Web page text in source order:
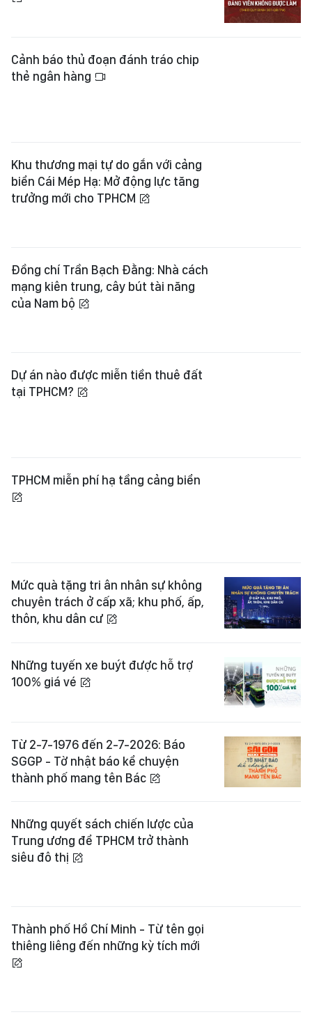
Cảnh báo thủ đoạn đánh tráo chip
thẻ ngân hàng
Khu thương mại tự do gắn với cảng
biển Cái Mép Hạ: Mở động lực tăng
trưởng mới cho TPHCM
Đồng chí Trần Bạch Đằng: Nhà cách
mạng kiên trung, cây bút tài năng
của Nam bộ
Dự án nào được miễn tiền thuê đất
tại TPHCM?
TPHCM miễn phí hạ tầng cảng biển
Mức quà tặng tri ân nhân sự không
chuyên trách ở cấp xã; khu phố, ấp,
thôn, khu dân cư
Những tuyến xe buýt được hỗ trợ
100% giá vé
Từ 2-7-1976 đến 2-7-2026: Báo
SGGP - Tờ nhật báo kể chuyện
thành phố mang tên Bác
Những quyết sách chiến lược của
Trung ương để TPHCM trở thành
siêu đô thị
Thành phố Hồ Chí Minh - Từ tên gọi
thiêng liêng đến những kỳ tích mới